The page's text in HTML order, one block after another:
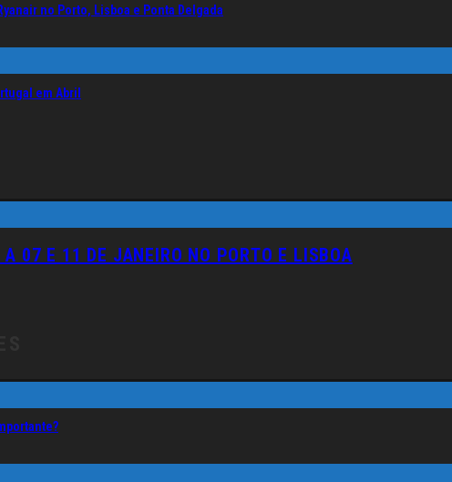
no Porto, Lisboa e Ponta Delgada
em Abril
A 07 E 11 DE JANEIRO NO PORTO E LISBOA